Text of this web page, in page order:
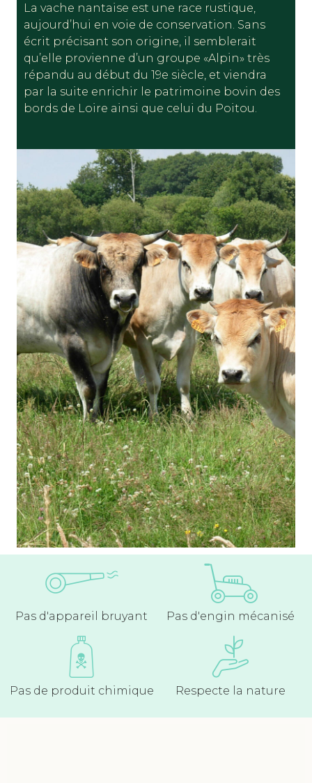
La vache nantaise est une race rustique,
aujourd’hui en voie de conservation. Sans
écrit précisant son origine, il semblerait
qu’elle provienne d’un groupe «Alpin» très
répandu au début du 19e siècle, et viendra
par la suite enrichir le patrimoine bovin des
bords de Loire ainsi que celui du Poitou.
Pas d'appareil bruyant Pas d'engin mécanisé
Pas de produit chimique Respecte la nature